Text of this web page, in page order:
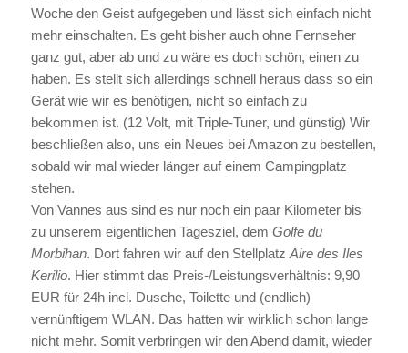
Woche den Geist aufgegeben und lässt sich einfach nicht
mehr einschalten. Es geht bisher auch ohne Fernseher
ganz gut, aber ab und zu wäre es doch schön, einen zu
haben. Es stellt sich allerdings schnell heraus dass so ein
Gerät wie wir es benötigen, nicht so einfach zu
bekommen ist. (12 Volt, mit Triple-Tuner, und günstig) Wir
beschließen also, uns ein Neues bei Amazon zu bestellen,
sobald wir mal wieder länger auf einem Campingplatz
stehen.
Von Vannes aus sind es nur noch ein paar Kilometer bis
zu unserem eigentlichen Tagesziel, dem Golfe du
Morbihan. Dort fahren wir auf den Stellplatz Aire des Iles
Kerilio. Hier stimmt das Preis-/Leistungsverhältnis: 9,90
EUR für 24h incl. Dusche, Toilette und (endlich)
vernünftigem WLAN. Das hatten wir wirklich schon lange
nicht mehr. Somit verbringen wir den Abend damit, wieder